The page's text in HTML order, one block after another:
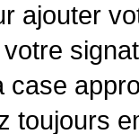
ajouter
case
toujours